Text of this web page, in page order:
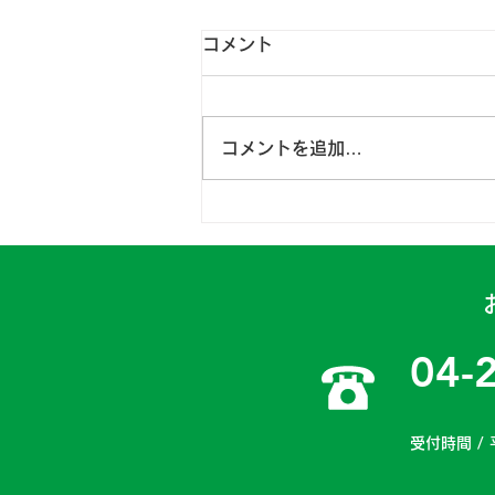
コメント
コメントを追加…
04-
受付時間